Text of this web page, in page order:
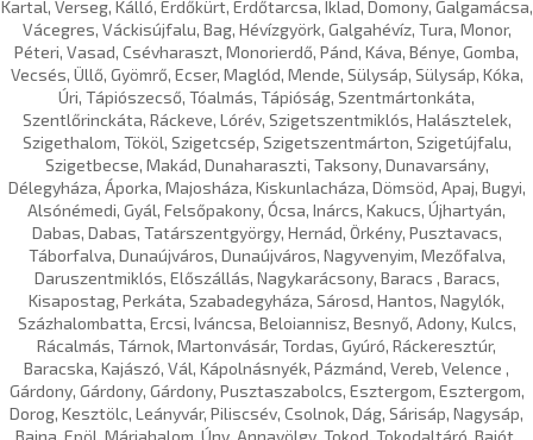
Kartal, Verseg, Kálló, Erdőkürt, Erdőtarcsa, Iklad, Domony, Galgamácsa,
Vácegres, Váckisújfalu, Bag, Hévízgyörk, Galgahévíz, Tura, Monor,
Péteri, Vasad, Csévharaszt, Monorierdő, Pánd, Káva, Bénye, Gomba,
Vecsés, Üllő, Gyömrő, Ecser, Maglód, Mende, Sülysáp, Sülysáp, Kóka,
Úri, Tápiószecső, Tóalmás, Tápióság, Szentmártonkáta,
Szentlőrinckáta, Ráckeve, Lórév, Szigetszentmiklós, Halásztelek,
Szigethalom, Tököl, Szigetcsép, Szigetszentmárton, Szigetújfalu,
Szigetbecse, Makád, Dunaharaszti, Taksony, Dunavarsány,
Délegyháza, Áporka, Majosháza, Kiskunlacháza, Dömsöd, Apaj, Bugyi,
Alsónémedi, Gyál, Felsőpakony, Ócsa, Inárcs, Kakucs, Újhartyán,
Dabas, Dabas, Tatárszentgyörgy, Hernád, Örkény, Pusztavacs,
Táborfalva, Dunaújváros, Dunaújváros, Nagyvenyim, Mezőfalva,
Daruszentmiklós, Előszállás, Nagykarácsony, Baracs , Baracs,
Kisapostag, Perkáta, Szabadegyháza, Sárosd, Hantos, Nagylók,
Százhalombatta, Ercsi, Iváncsa, Beloiannisz, Besnyő, Adony, Kulcs,
Rácalmás, Tárnok, Martonvásár, Tordas, Gyúró, Ráckeresztúr,
Baracska, Kajászó, Vál, Kápolnásnyék, Pázmánd, Vereb, Velence ,
Gárdony, Gárdony, Gárdony, Pusztaszabolcs, Esztergom, Esztergom,
Dorog, Kesztölc, Leányvár, Piliscsév, Csolnok, Dág, Sárisáp, Nagysáp,
Bajna, Epöl, Máriahalom, Úny, Annavölgy, Tokod, Tokodaltáró, Bajót,